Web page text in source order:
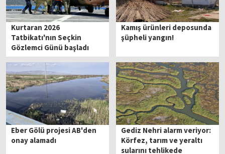
Kurtaran 2026
Tatbikatı'nın Seçkin
Gözlemci Günü başladı
Kamış ürünleri deposunda
şüpheli yangın!
Eber Gölü projesi AB'den
onay alamadı
Gediz Nehri alarm veriyor:
Körfez, tarım ve yeraltı
sularını tehlikede